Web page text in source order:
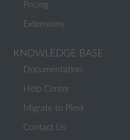
Pricing
Extensions
KNOWLEDGE BASE
Documentation
Help Center
Migrate to Plesk
Contact Us